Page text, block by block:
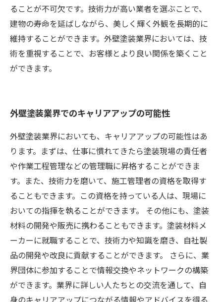
ることが不可欠です。技術力が高い業者を選ぶことで、
建物の寿命を延ばしながら、美しく輝く外観を長期的に
維持することができます。外壁塗装業界においては、技
術を重視することで、お客様とより良い関係を築くこと
ができます。
外壁塗装業界でのキャリアアップの可能性
外壁塗装業界においても、キャリアアップの可能性はあ
ります。まずは、仕事に慣れてきたら塗装現場の責任者
や作業工程管理などの管理職に昇格することができま
す。また、技術力を磨いて、施工管理者の資格を取得す
ることもできます。この資格を持っている人は、現場に
おいての指揮を執ることができます。 その他にも、塗装
材料の開発や販売に携わることもできます。塗装材料メ
ーカーに就職することで、技術力や知識を磨き、自社製
品の開発や改良に貢献することができます。 さらに、業
界団体に参加することで情報交換やネットワークの構築
ができます。業界に詳しい人たちとの交流を通して、自
身のキャリアアップにつながる情報やアドバイスを得る